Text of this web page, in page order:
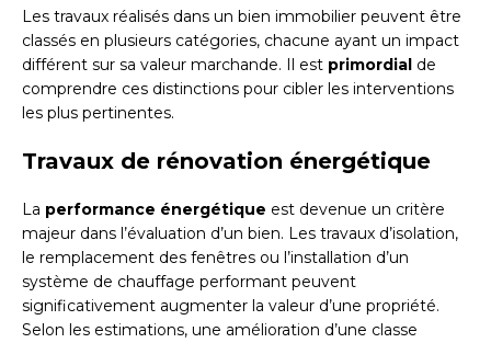
Les travaux réalisés dans un bien immobilier peuvent être
classés en plusieurs catégories, chacune ayant un impact
différent sur sa valeur marchande. Il est primordial de
comprendre ces distinctions pour cibler les interventions
les plus pertinentes.
Travaux de rénovation énergétique
La performance énergétique est devenue un critère
majeur dans l’évaluation d’un bien. Les travaux d’isolation,
le remplacement des fenêtres ou l’installation d’un
système de chauffage performant peuvent
significativement augmenter la valeur d’une propriété.
Selon les estimations, une amélioration d’une classe